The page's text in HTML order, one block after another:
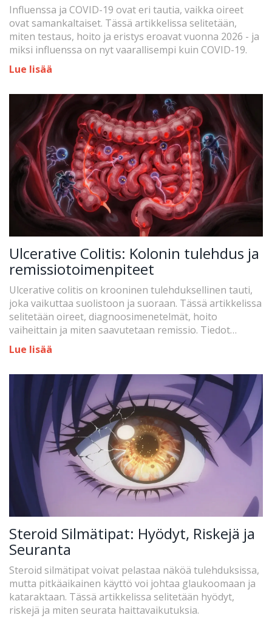
Influenssa ja COVID-19 ovat eri tautia, vaikka oireet
ovat samankaltaiset. Tässä artikkelissa selitetään,
miten testaus, hoito ja eristys eroavat vuonna 2026 - ja
miksi influenssa on nyt vaarallisempi kuin COVID-19.
Lue lisää
Ulcerative Colitis: Kolonin tulehdus ja
remissiotoimenpiteet
Ulcerative colitis on krooninen tulehduksellinen tauti,
joka vaikuttaa suolistoon ja suoraan. Tässä artikkelissa
selitetään oireet, diagnoosimenetelmät, hoito
vaiheittain ja miten saavutetaan remissio. Tiedot
perustuvat nykyiseen lääketieteelliseen tietoon.
Lue lisää
Steroid Silmätipat: Hyödyt, Riskejä ja
Seuranta
Steroid silmätipat voivat pelastaa näköä tulehduksissa,
mutta pitkäaikainen käyttö voi johtaa glaukoomaan ja
kataraktaan. Tässä artikkelissa selitetään hyödyt,
riskejä ja miten seurata haittavaikutuksia.